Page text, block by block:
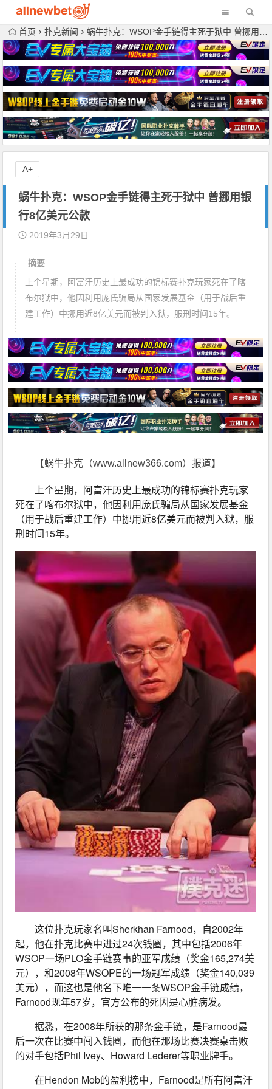
首页 扑克新闻 蜗牛扑克：WSOP金手链得主死于狱中 曾挪用银行8亿美元公款
蜗牛扑克：WSOP金手链得主死于狱中 曾挪用银
行8亿美元公款
2019年3月29日
摘要
上个星期，阿富汗历史上最成功的锦标赛扑克玩家死在了喀
布尔狱中，他因利用庞氏骗局从国家发展基金（用于战后重
建工作）中挪用近8亿美元而被判入狱，服刑时间15年。
【蜗牛扑克（www.allnew366.com）报道】
上个星期，阿富汗历史上最成功的锦标赛扑克玩家
死在了喀布尔狱中，他因利用庞氏骗局从国家发展基金
（用于战后重建工作）中挪用近8亿美元而被判入狱，服
刑时间15年。
这位扑克玩家名叫Sherkhan Farnood，自2002年
起，他在扑克比赛中进过24次钱圈，其中包括2006年
WSOP一场PLO金手链赛事的亚军成绩（奖金165,274美
元），和2008年WSOPE的一场冠军成绩（奖金140,039
美元），而这也是他名下唯一一条WSOP金手链成绩，
Farnood现年57岁，官方公布的死因是心脏病发。
据悉，在2008年所获的那条金手链，是Farnood最
后一次在比赛中闯入钱圈，而他在那场比赛决赛桌击败
的对手包括Phil Ivey、Howard Lederer等职业牌手。
在Hendon Mob的盈利榜中，Farnood是所有阿富汗
A+